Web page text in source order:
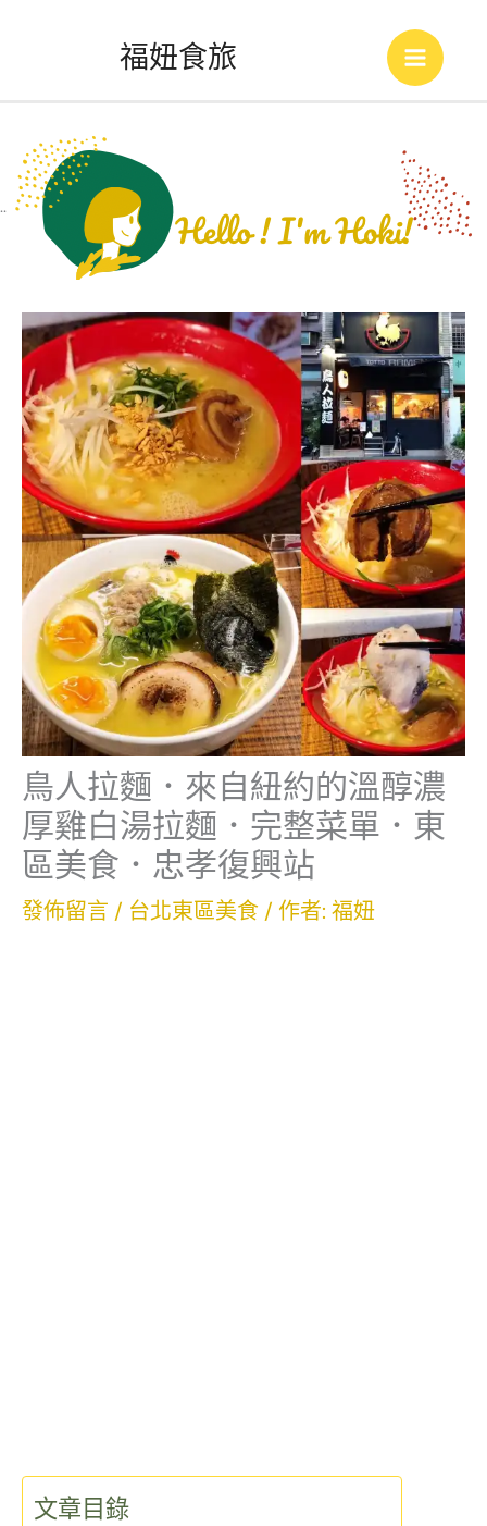
內
福妞食旅
Main
Menu
..
鳥人拉麵．來自紐約的溫醇濃
厚雞白湯拉麵．完整菜單．東
區美食．忠孝復興站
發佈留言 / 台北東區美食 / 作者: 福妞
文章目錄